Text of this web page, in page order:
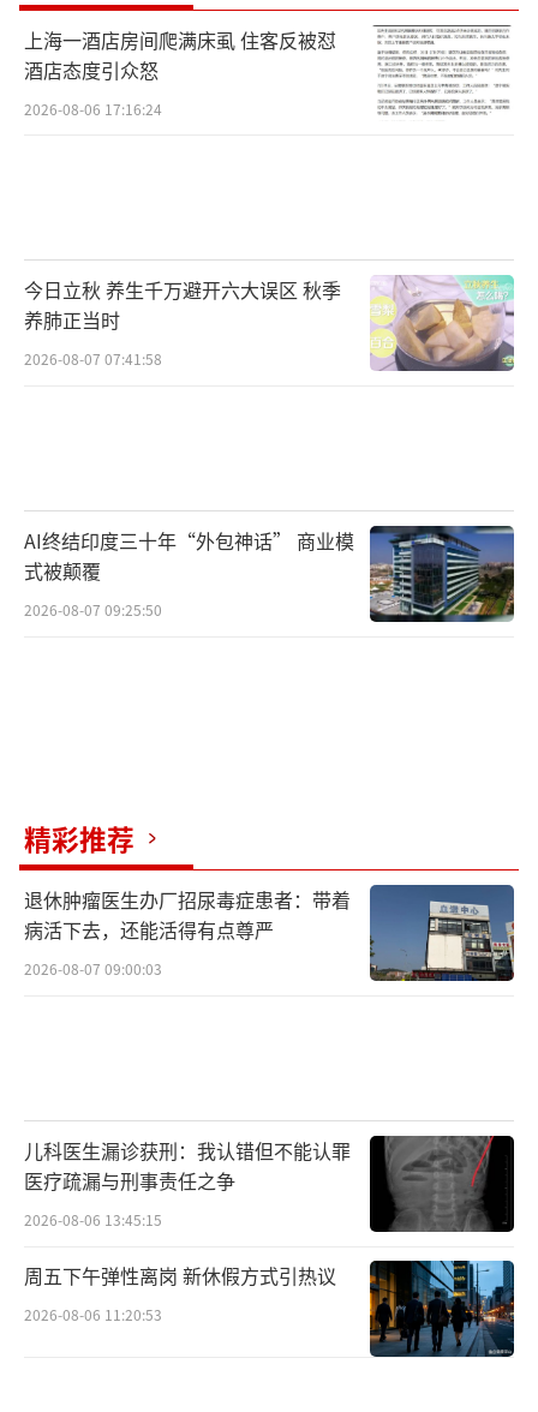
上海一酒店房间爬满床虱 住客反被怼
酒店态度引众怒
2026-08-06 17:16:24
今日立秋 养生千万避开六大误区 秋季
养肺正当时
2026-08-07 07:41:58
AI终结印度三十年“外包神话” 商业模
式被颠覆
2026-08-07 09:25:50
精彩推荐
退休肿瘤医生办厂招尿毒症患者：带着
病活下去，还能活得有点尊严
2026-08-07 09:00:03
儿科医生漏诊获刑：我认错但不能认罪
医疗疏漏与刑事责任之争
2026-08-06 13:45:15
周五下午弹性离岗 新休假方式引热议
2026-08-06 11:20:53